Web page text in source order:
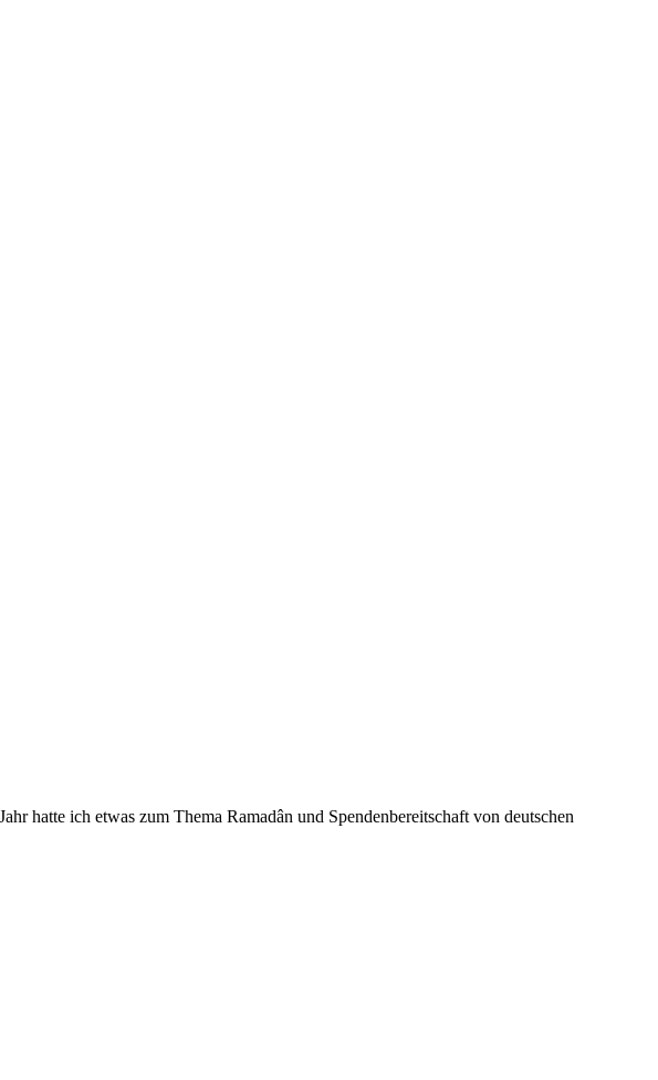
hatte ich etwas zum Thema Ramadân und Spendenbereitschaft von deutschen